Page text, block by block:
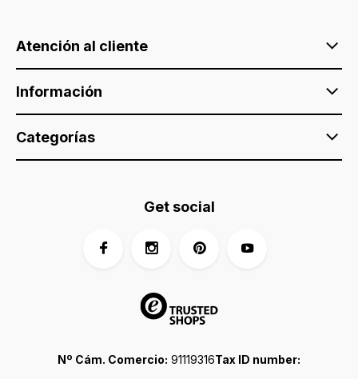
Atención al cliente
Información
Categorías
Nº Cám. Comercio: 91119316Tax ID number:
Get social